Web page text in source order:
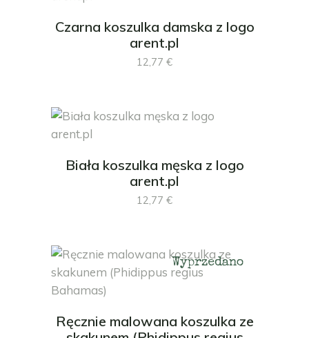
Czarna koszulka damska z logo
arent.pl
12,77 €
Biała koszulka męska z logo
arent.pl
12,77 €
Wyprzedano
Ręcznie malowana koszulka ze